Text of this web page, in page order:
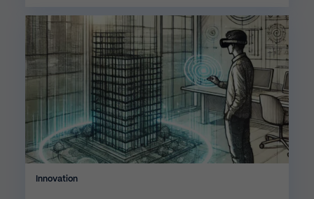
Innovation